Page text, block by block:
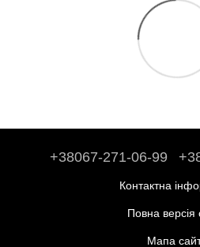
+38067-271-06-99
Контактна
Повна версія
Мапа